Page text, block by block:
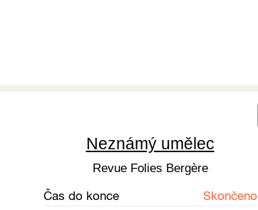
Neznámý umělec
Revue Folies Bergère
Čas do konce Skončeno